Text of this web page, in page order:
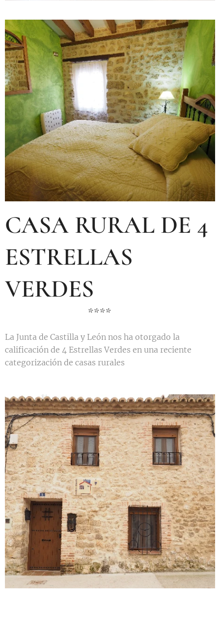
CASA RURAL DE 4
ESTRELLAS
VERDES
****
La Junta de Castilla y León nos ha otorgado la
calificación de 4 Estrellas Verdes en una reciente
categorización de casas rurales